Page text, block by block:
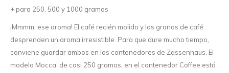
+ para 250, 500 y 1000 gramos
¡Mmmm, ese aroma! El café recién molido y los granos de café
desprenden un aroma irresistible. Para que dure mucho tiempo,
conviene guardar ambos en los contenedores de Zassenhaus. El
modelo Mocca, de casi 250 gramos, en el contenedor Coffee está